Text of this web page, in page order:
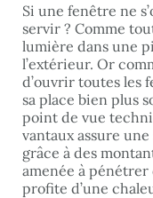
Si une fenêtre ne
servir ? Comme
lumière dans une
l’extérieur. Or
d’ouvrir toutes les
sa place bien plus
point de vue
vantaux assure
grâce à des
amenée à pénétrer
profite d’une